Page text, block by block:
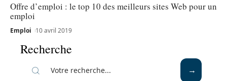
Offre d’emploi : le top 10 des meilleurs sites Web pour un
emploi
Emploi 10 avril 2019
Recherche